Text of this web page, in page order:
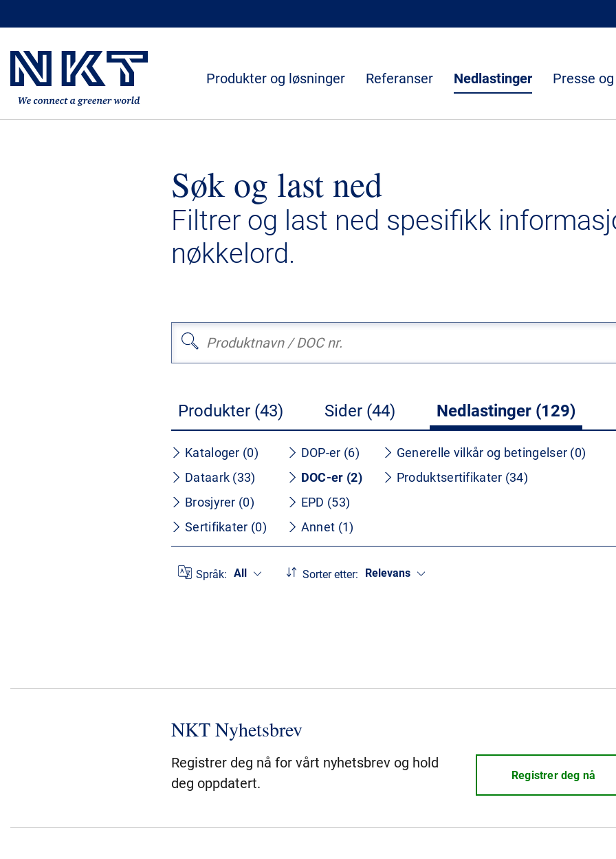
Produkter og løsninger Referanser Nedlastinger Presse
Søk og last ned
Filtrer og last ned spesifikk
nøkkelord.
Produkter (43) Sider (44) Nedlastinger (129)
Kataloger (0)
Dataark (33)
Brosjyrer (0)
Sertifikater (0)
DOP-er (6)
DOC-er (2)
EPD (53)
Annet (1)
Generelle vilkår og betingelser (0)
Produktsertifikater (34)
Språk: All Sorter etter: Relevans
NKT Nyhetsbrev
Registrer deg nå for vårt nyhetsbrev og hold
deg oppdatert.
Registrer deg nå